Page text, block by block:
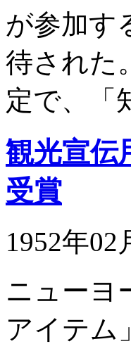
が参加す
待された
定で、「
観光宣伝
受賞
1952年02
ニューヨ
アイテム